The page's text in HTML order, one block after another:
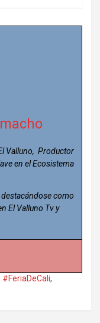
Valluno, Productor
en el Ecosistema
como
El Valluno Tv y
#FeriaDeCali,